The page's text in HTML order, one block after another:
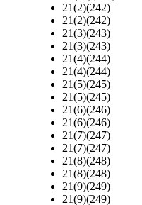
21(2)(242)
21(2)(242)
21(3)(243)
21(3)(243)
21(4)(244)
21(4)(244)
21(5)(245)
21(5)(245)
21(6)(246)
21(6)(246)
21(7)(247)
21(7)(247)
21(8)(248)
21(8)(248)
21(9)(249)
21(9)(249)